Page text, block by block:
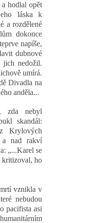
hodlal opět
láska k
a rozdělené
dokonce
napíše,
dubnové
jich nedožil.
umírá.
Divadla na
anděla...
zda nebyl
skandál:
Krylových
a nad rakví
„...Karel se
kritizoval, ho
vznikla v
nebudou
pacifista asi